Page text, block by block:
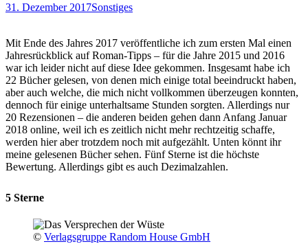
31. Dezember 2017Sonstiges
Mit Ende des Jahres 2017 veröffentliche ich zum ersten Mal einen
Jahresrückblick auf Roman-Tipps – für die Jahre 2015 und 2016
war ich leider nicht auf diese Idee gekommen. Insgesamt habe ich
22 Bücher gelesen, von denen mich einige total beeindruckt haben,
aber auch welche, die mich nicht vollkommen überzeugen konnten,
dennoch für einige unterhaltsame Stunden sorgten. Allerdings nur
20 Rezensionen – die anderen beiden gehen dann Anfang Januar
2018 online, weil ich es zeitlich nicht mehr rechtzeitig schaffe,
werden hier aber trotzdem noch mit aufgezählt. Unten könnt ihr
meine gelesenen Bücher sehen. Fünf Sterne ist die höchste
Bewertung. Allerdings gibt es auch Dezimalzahlen.
5 Sterne
© Verlagsgruppe Random House GmbH